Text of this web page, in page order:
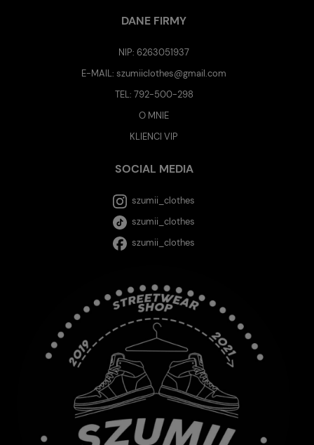
DANE FIRMY
NIP: 6263051937
E-MAIL:szumiiclothes@gmail.com
TEL: 792-500-298
O MNIE
KLIENCI VIP
SOCIAL MEDIA
szumii_clothes
szumii_clothes
szumii_clothes